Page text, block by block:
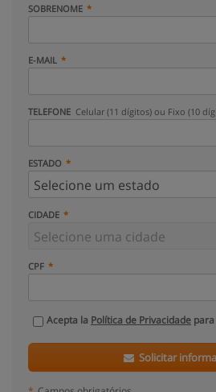
SOBRENOME
E-MAIL
TELEFONE Celular (11 dígitos) ou Fixo (10
ESTADO
CIDADE
CPF
Acepta la Política de Privacidade
Solicitar